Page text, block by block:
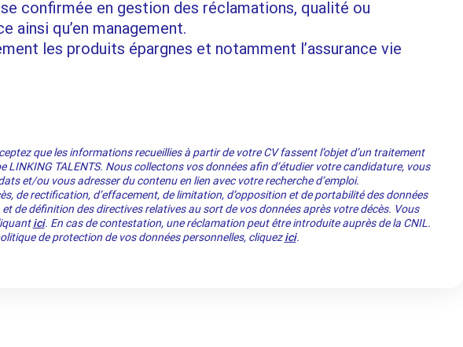
confirmée en gestion des réclamations, qualité ou
ainsi qu’en management.
les produits épargnes et notamment l’assurance vie
que les informations recueillies à partir de votre CV fassent l’objet d’un traitement
LINKING TALENTS. Nous collectons vos données afin d’étudier votre candidature, vous
et/ou vous adresser du contenu en lien avec votre recherche d’emploi.
de rectification, d’effacement, de limitation, d’opposition et de portabilité des données
de définition des directives relatives au sort de vos données après votre décès. Vous
ici. En cas de contestation, une réclamation peut être introduite auprès de la CNIL.
de protection de vos données personnelles, cliquezici.